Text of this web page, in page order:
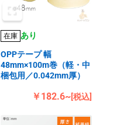
在庫 あり
OPPテープ 幅
48mm×100m巻（軽・中
梱包用／0.042mm厚）
￥182.6~[税込]